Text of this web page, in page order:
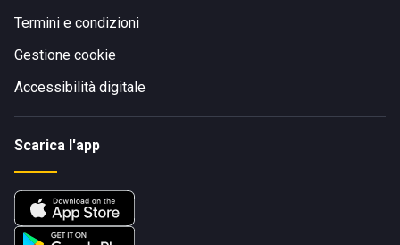
Termini e condizioni
Gestione cookie
Accessibilità digitale
Scarica l'app